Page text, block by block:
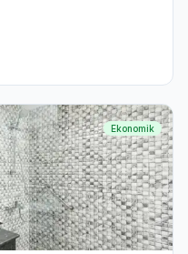
Ekonomik